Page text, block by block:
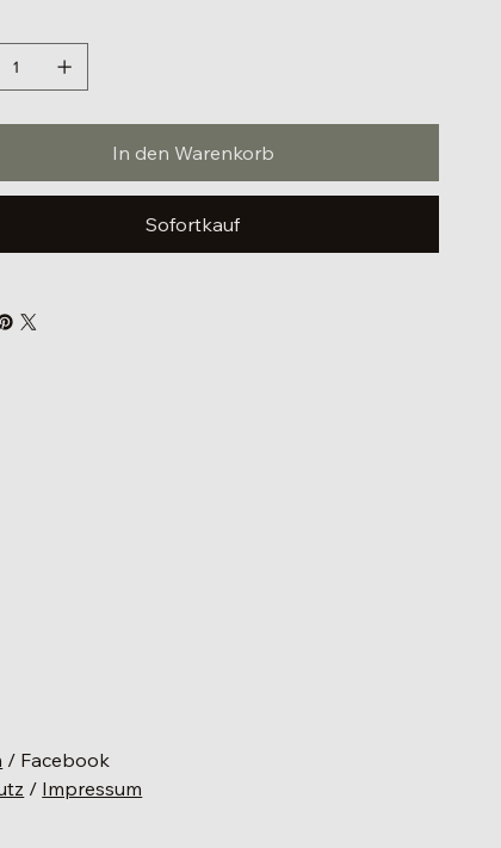
In den Warenkorb
Sofortkauf
/ Facebook
/ Impressum